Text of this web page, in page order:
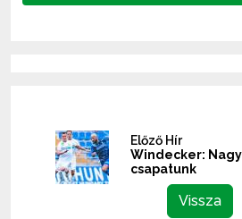
Előző Hír
Windecker:
csapatunk
Vissza